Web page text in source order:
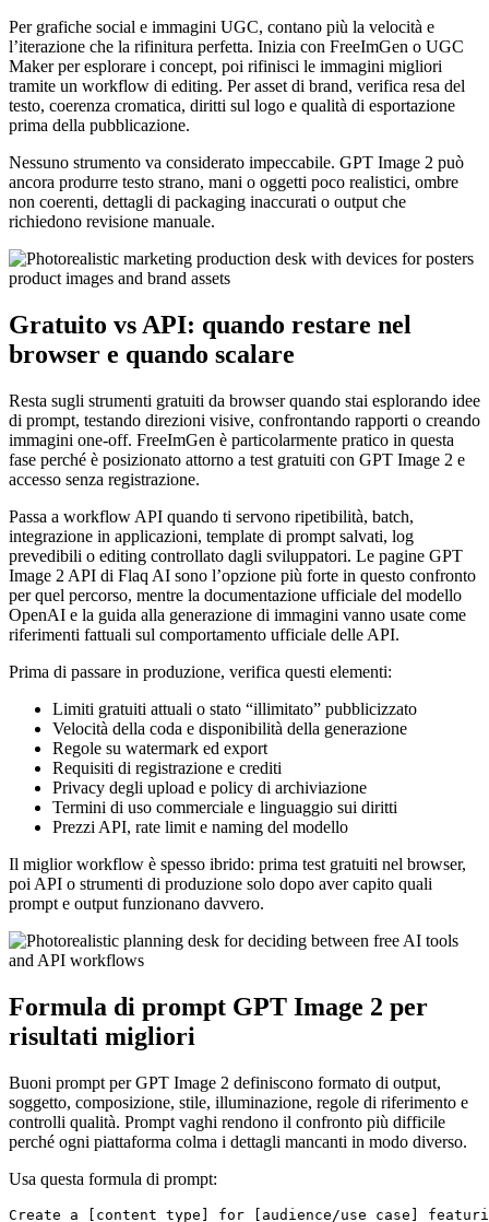
Per grafiche social e immagini UGC, contano più la velocità e
l’iterazione che la rifinitura perfetta. Inizia con FreeImGen o UGC
Maker per esplorare i concept, poi rifinisci le immagini migliori
tramite un workflow di editing. Per asset di brand, verifica resa del
testo, coerenza cromatica, diritti sul logo e qualità di esportazione
prima della pubblicazione.
Nessuno strumento va considerato impeccabile. GPT Image 2 può
ancora produrre testo strano, mani o oggetti poco realistici, ombre
non coerenti, dettagli di packaging inaccurati o output che
richiedono revisione manuale.
Gratuito vs API: quando restare nel
browser e quando scalare
Resta sugli strumenti gratuiti da browser quando stai esplorando idee
di prompt, testando direzioni visive, confrontando rapporti o creando
immagini one-off. FreeImGen è particolarmente pratico in questa
fase perché è posizionato attorno a test gratuiti con GPT Image 2 e
accesso senza registrazione.
Passa a workflow API quando ti servono ripetibilità, batch,
integrazione in applicazioni, template di prompt salvati, log
prevedibili o editing controllato dagli sviluppatori. Le pagine GPT
Image 2 API di Flaq AI sono l’opzione più forte in questo confronto
per quel percorso, mentre la documentazione ufficiale del modello
OpenAI e la guida alla generazione di immagini vanno usate come
riferimenti fattuali sul comportamento ufficiale delle API.
Prima di passare in produzione, verifica questi elementi:
Limiti gratuiti attuali o stato “illimitato” pubblicizzato
Velocità della coda e disponibilità della generazione
Regole su watermark ed export
Requisiti di registrazione e crediti
Privacy degli upload e policy di archiviazione
Termini di uso commerciale e linguaggio sui diritti
Prezzi API, rate limit e naming del modello
Il miglior workflow è spesso ibrido: prima test gratuiti nel browser,
poi API o strumenti di produzione solo dopo aver capito quali
prompt e output funzionano davvero.
Formula di prompt GPT Image 2 per
risultati migliori
Buoni prompt per GPT Image 2 definiscono formato di output,
soggetto, composizione, stile, illuminazione, regole di riferimento e
controlli qualità. Prompt vaghi rendono il confronto più difficile
perché ogni piattaforma colma i dettagli mancanti in modo diverso.
Usa questa formula di prompt: